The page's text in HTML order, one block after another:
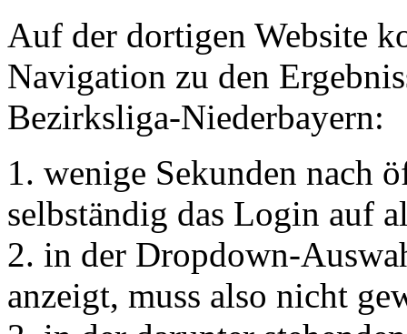
Auf der dortigen Website
Navigation zu den
Bezirksliga-Niederbayern:
1. wenige Sekunden nach
selbständig das Login auf
2. in der Dropdown-
anzeigt, muss also nicht